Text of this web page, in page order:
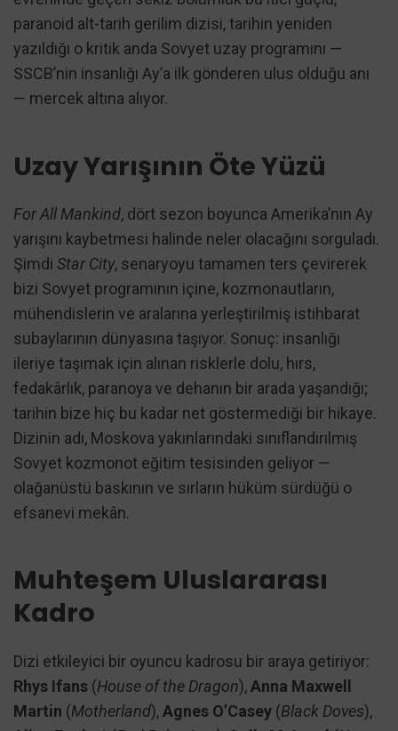
paranoid alt-tarih gerilim dizisi, tarihin yeniden
yazıldığı o kritik anda Sovyet uzay programını —
SSCB’nin insanlığı Ay’a ilk gönderen ulus olduğu anı
— mercek altına alıyor.
Uzay Yarışının Öte Yüzü
For All Mankind, dört sezon boyunca Amerika’nın Ay
yarışını kaybetmesi halinde neler olacağını sorguladı.
Şimdi Star City, senaryoyu tamamen ters çevirerek
bizi Sovyet programının içine, kozmonautların,
mühendislerin ve aralarına yerleştirilmiş istihbarat
subaylarının dünyasına taşıyor. Sonuç: insanlığı
ileriye taşımak için alınan risklerle dolu, hırs,
fedakârlık, paranoya ve dehanın bir arada yaşandığı;
tarihin bize hiç bu kadar net göstermediği bir hikaye.
Dizinin adı, Moskova yakınlarındaki sınıflandırılmış
Sovyet kozmonot eğitim tesisinden geliyor —
olağanüstü baskının ve sırların hüküm sürdüğü o
efsanevi mekân.
Muhteşem Uluslararası
Kadro
Dizi etkileyici bir oyuncu kadrosu bir araya getiriyor:
Rhys Ifans (House of the Dragon),Anna Maxwell
Martin (Motherland),Agnes O’Casey (Black Doves),